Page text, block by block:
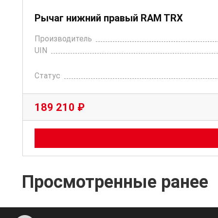
Рычаг нижний правый RAM TRX
Производитель
UIN
Статус
189 210 ₽
Просмотренные ранее